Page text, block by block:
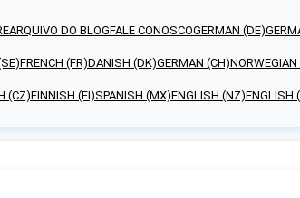
ARQUIVO DO BLOGFALE CONOSCOGERMAN (DE)
FRENCH (FR)DANISH (DK)GERMAN (CH)NORWEGIAN
(CZ)FINNISH (FI)SPANISH (MX)ENGLISH (NZ)ENGLISH